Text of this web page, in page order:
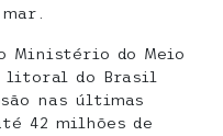
Ministério do Meio
litoral do Brasil
nas últimas
42 milhões de